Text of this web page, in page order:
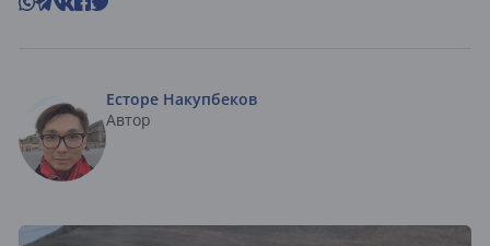
Есторе Накупбеков
Автор